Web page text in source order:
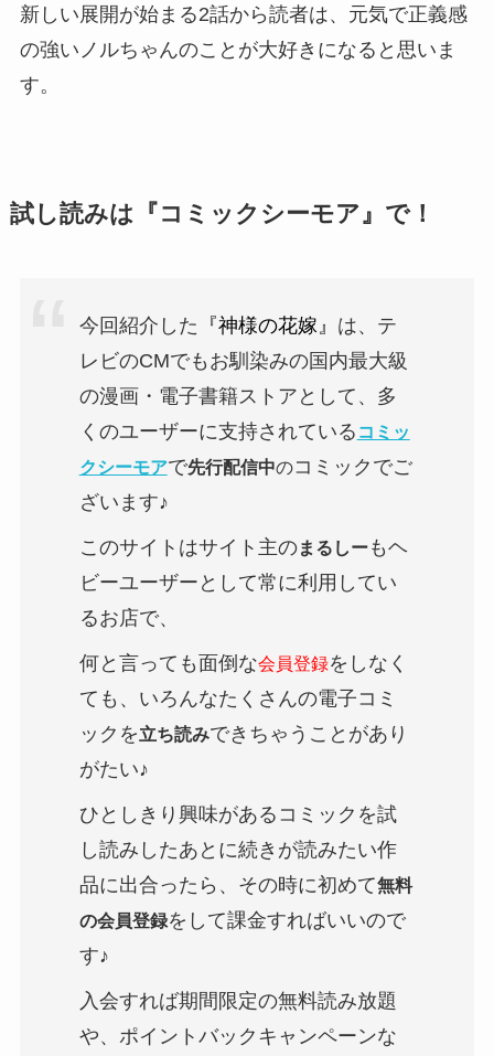
新しい展開が始まる2話から読者は、元気で正義感
の強いノルちゃんのことが大好きになると思いま
す。
試し読みは『コミックシーモア』で！
今回紹介した 『神様の花嫁』 は、テ
レビのCMでもお馴染みの国内最大級
の漫画・電子書籍ストアとして、多
くのユーザーに支持されている コミッ
クシーモアで先行配信中のコミックでご
ざいます♪
このサイトはサイト主のまるしーもヘ
ビーユーザーとして常に利用してい
るお店で、
何と言っても面倒な会員登録をしなく
ても、いろんなたくさんの電子コミ
ックを立ち読みできちゃうことがあり
がたい♪
ひとしきり興味があるコミックを試
し読みしたあとに続きが読みたい作
品に出合ったら、その時に初めて無料
の会員登録をして課金すればいいので
す♪
入会すれば期間限定の無料読み放題
や、ポイントバックキャンペーンな